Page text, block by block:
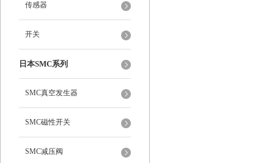
传感器
开关
日本SMC系列
SMC真空发生器
SMC磁性开关
SMC减压阀